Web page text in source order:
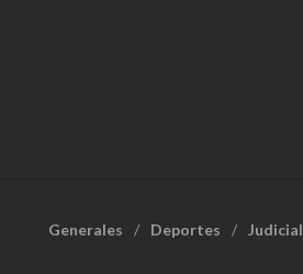
Generales Deportes Judicial